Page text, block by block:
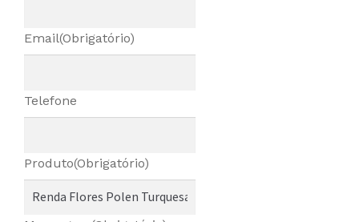
Email(Obrigatório)
Telefone
Produto(Obrigatório)